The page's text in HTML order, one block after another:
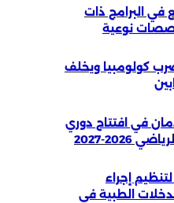
البرامج ذات
نوعية
درجة يضرب كولومبيا ويخلف
في افتتاح دوري
2027
إجراء
الطبية في